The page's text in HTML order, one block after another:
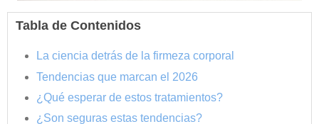
Tabla de Contenidos
La ciencia detrás de la firmeza corporal
Tendencias que marcan el 2026
¿Qué esperar de estos tratamientos?
¿Son seguras estas tendencias?